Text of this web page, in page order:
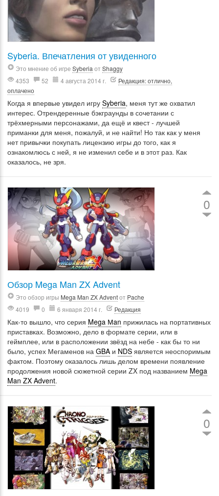
Syberia. Впечатления от увиденного
Это мнение об игре Syberia отShaggy
4353
52 4 августа 2014 г.
Редакция: отлично,
оплачено
Когда я впервые увидел игру Syberia, меня тут же охватил
интерес. Отрендеренные бэкграунды в сочетании с
трёхмерными персонажами, да ещё и квест - лучшей
приманки для меня, пожалуй, и не найти! Но так как у меня
нет привычки покупать лицензию игры до того, как я
ознакомлюсь с ней, я не изменил себе и в этот раз. Как
оказалось, не зря.
0
Обзор Mega Man ZX Advent
Это обзор игры Mega Man ZX Adventот Pache
4019
0 6 января 2014 г. Редакция
Как-то вышло, что серия Mega Мan прижилась на портативных
приставках. Возможно, дело в формате серии, или в
геймплее, или в расположении звёзд на небе - как бы то ни
было, успех Мегаменов на GBA и NDS является неоспоримым
фактом. Поэтому оказалось лишь делом времени появление
продолжения новой сюжетной серии ZX под названием Mega
Man ZX Advent.
0